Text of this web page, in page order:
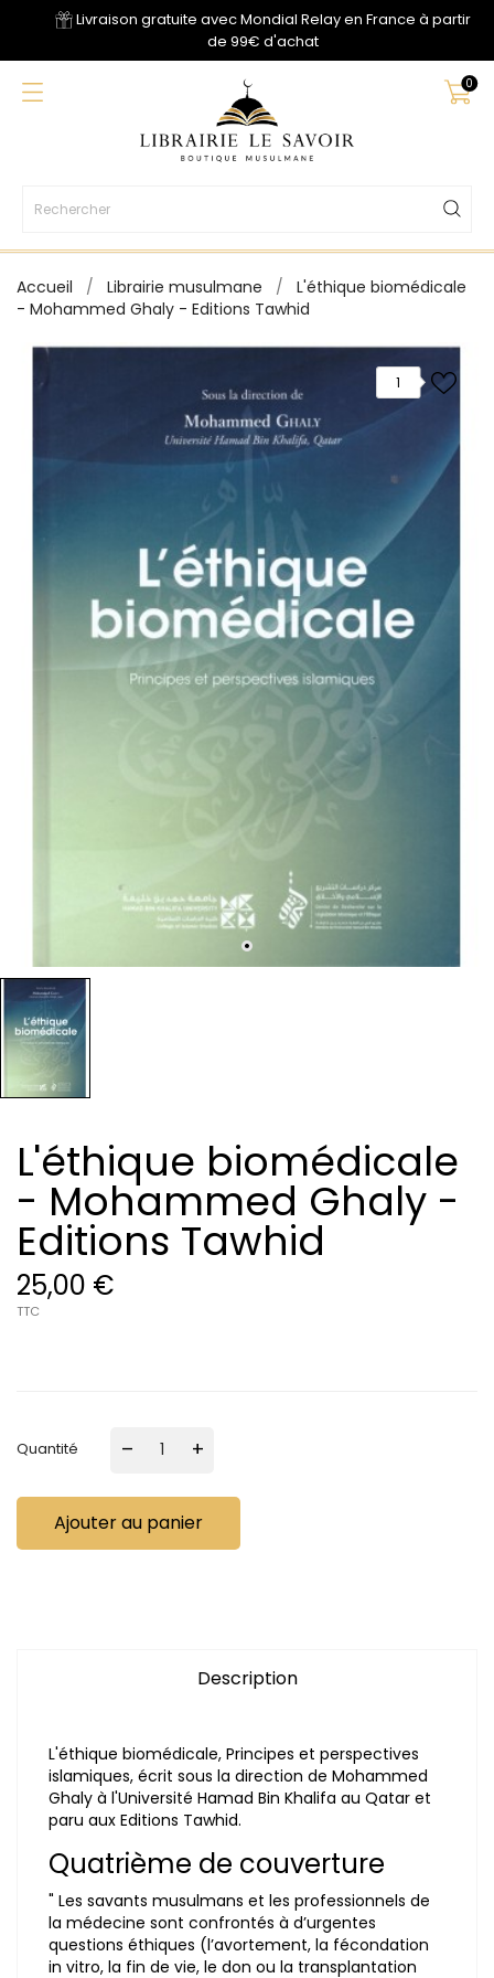
Livraison gratuite avec Mondial Relay en France à partir
de 99€ d'achat
0
Accueil Librairie musulmane
L'éthique biomédicale
- Mohammed Ghaly - Editions Tawhid
1
L'éthique biomédicale
- Mohammed Ghaly -
Editions Tawhid
25,00 €
TTC
Quantité – +
Ajouter au panier
Description
L'éthique biomédicale, Principes et perspectives
islamiques, écrit sous la direction de Mohammed
Ghaly à l'Université Hamad Bin Khalifa au Qatar et
paru aux Editions Tawhid.
Quatrième de couverture
" Les savants musulmans et les professionnels de
la médecine sont confrontés à d’urgentes
questions éthiques (l’avortement, la fécondation
in vitro, la fin de vie, le don ou la transplantation